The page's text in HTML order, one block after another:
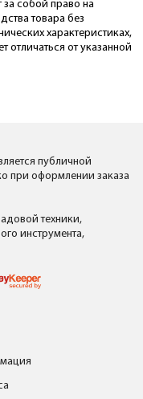
за собой право на
товара без
характеристиках,
отличаться от указанной
публичной
при оформлении заказа
техники,
инструмента,